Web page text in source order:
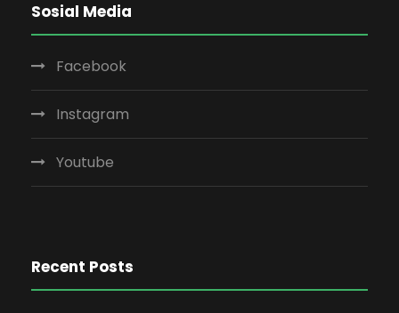
Sosial Media
Facebook
Instagram
Youtube
Recent Posts